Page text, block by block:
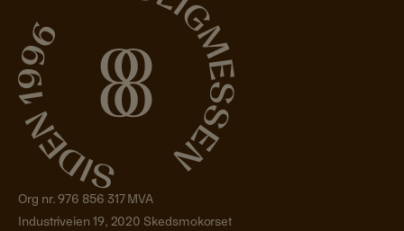
Org nr. 976 856 317 MVA
Industriveien 19, 2020 Skedsmokorset